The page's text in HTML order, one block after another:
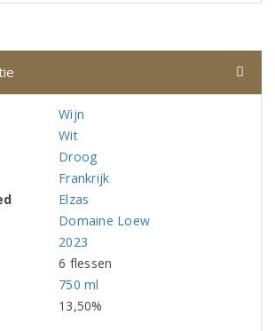
Wijn
Wit
Droog
Frankrijk
Elzas
Domaine Loew
2023
6 flessen
750 ml
13,50%